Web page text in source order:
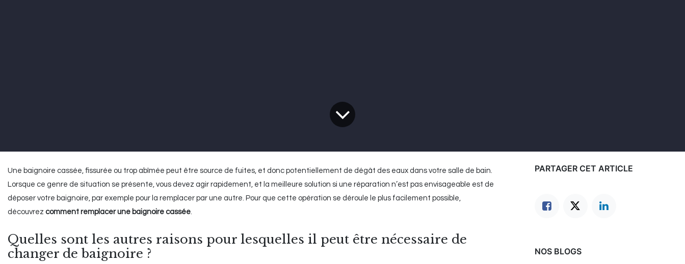
Une baignoire cassée, fissurée ou trop abîmée peut être source de fuites, et donc potentiellement de dégât des eaux dans votre salle de bain.
Lorsque ce genre de situation se présente, vous devez agir rapidement, et la meilleure solution si une réparation n’est pas envisageable est de
déposer votre baignoire, par exemple pour la remplacer par une autre. Pour que cette opération se déroule le plus facilement possible,
découvrez comment remplacer une baignoire cassée
Quelles sont les autres raisons pour lesquelles il peut être nécessaire de
changer de baignoire ?
PARTAGER CET ARTICLE
NOS BLOGS